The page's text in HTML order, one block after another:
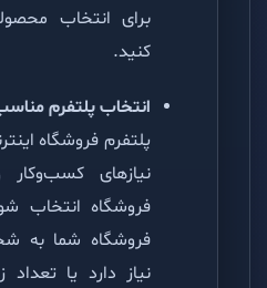
برای انتخاب
کنید.
انتخاب پلتفرم
پلتفرم فروشگاه
نیازهای
فروشگاه انتخاب
فروشگاه شما به
نیاز دارد یا